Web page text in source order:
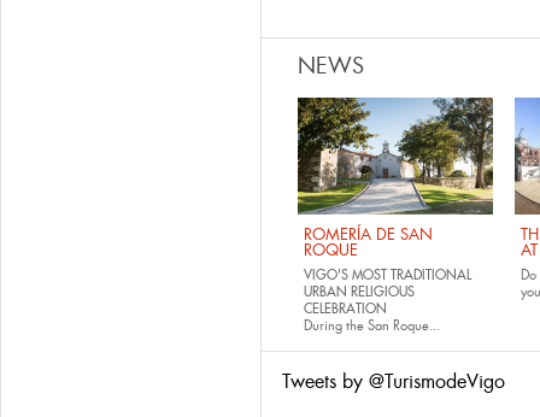
NEWS
ROMERÍA DE SAN
ROQUE
VIGO'S MOST TRADITIONAL
URBAN RELIGIOUS
CELEBRATION
During the San Roque...
Tweets by @TurismodeVigo